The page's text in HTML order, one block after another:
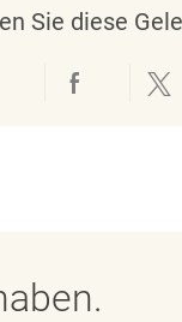
Sie diese
LinkedIn teilen
Über